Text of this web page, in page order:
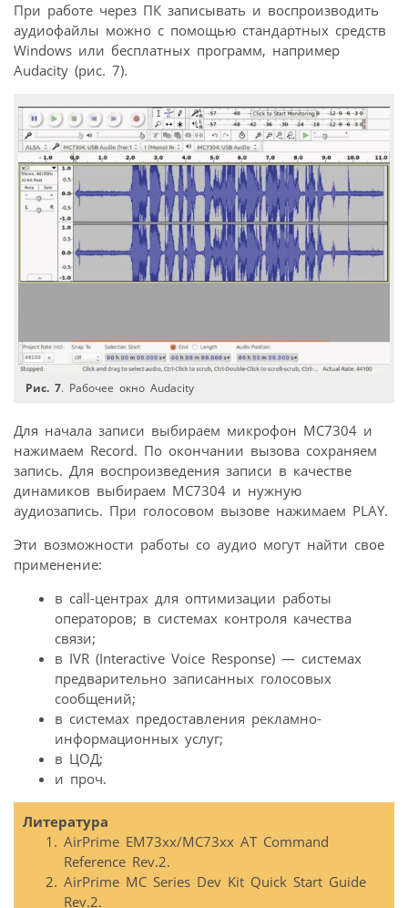
При работе через ПК записывать и воспроизводить
аудиофайлы можно с помощью стандартных средств
Windows или бесплатных программ, например
Audacity (рис. 7).
Рис. 7. Рабочее окно Audacity
Для начала записи выбираем микрофон МС7304 и
нажимаем Record. По окончании вызова сохраняем
запись. Для воспроизведения записи в качестве
динамиков выбираем МС7304 и нужную
аудиозапись. При голосовом вызове нажимаем PLAY.
Эти возможности работы со аудио могут найти свое
применение:
в call-центрах для оптимизации работы
операторов; в системах контроля качества
связи;
в IVR (Interactive Voice Response) — системах
предварительно записанных голосовых
сообщений;
в системах предоставления рекламно-
информационных услуг;
в ЦОД;
и проч.
Литература
AirPrime EM73xx/MC73xx AT Command
Reference Rev.2.
AirPrime MC Series Dev Kit Quick Start Guide
Rev.2.